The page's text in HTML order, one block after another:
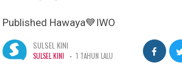
Published Hawaya💙IWO
SULSEL KINI
SULSEL KINI - 1 TAHUN LALU